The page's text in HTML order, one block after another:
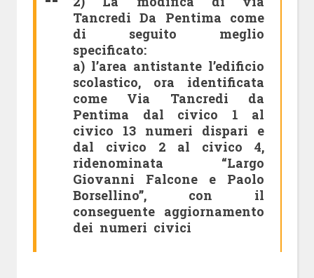
Tancredi Da Pentima come
di seguito meglio
specificato:
a) l’area antistante l’edificio
scolastico, ora identificata
come Via Tancredi da
Pentima dal civico 1 al
civico 13 numeri dispari e
dal civico 2 al civico 4,
ridenominata “Largo
Giovanni Falcone e Paolo
Borsellino”, con il
conseguente aggiornamento
dei numeri civici